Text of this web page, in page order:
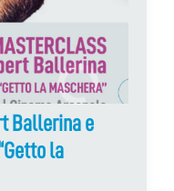
Ballerina e
la